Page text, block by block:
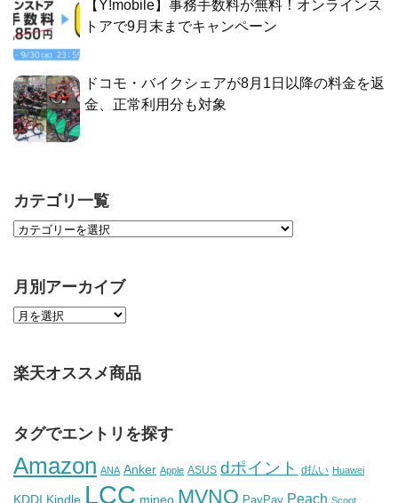
【Y!mobile】事務手数料が無料！オンラインス
トアで9月末までキャンペーン
ドコモ・バイクシェアが8月1日以降の料金を返
金、正常利用分も対象
カテゴリ一覧
月別アーカイブ
楽天オススメ商品
タグでエントリを探す
Amazon ANA Anker Apple ASUS dポイント d払い Huawei
KDDI Kindle LCC mineo MVNO PayPay Peach Scoot